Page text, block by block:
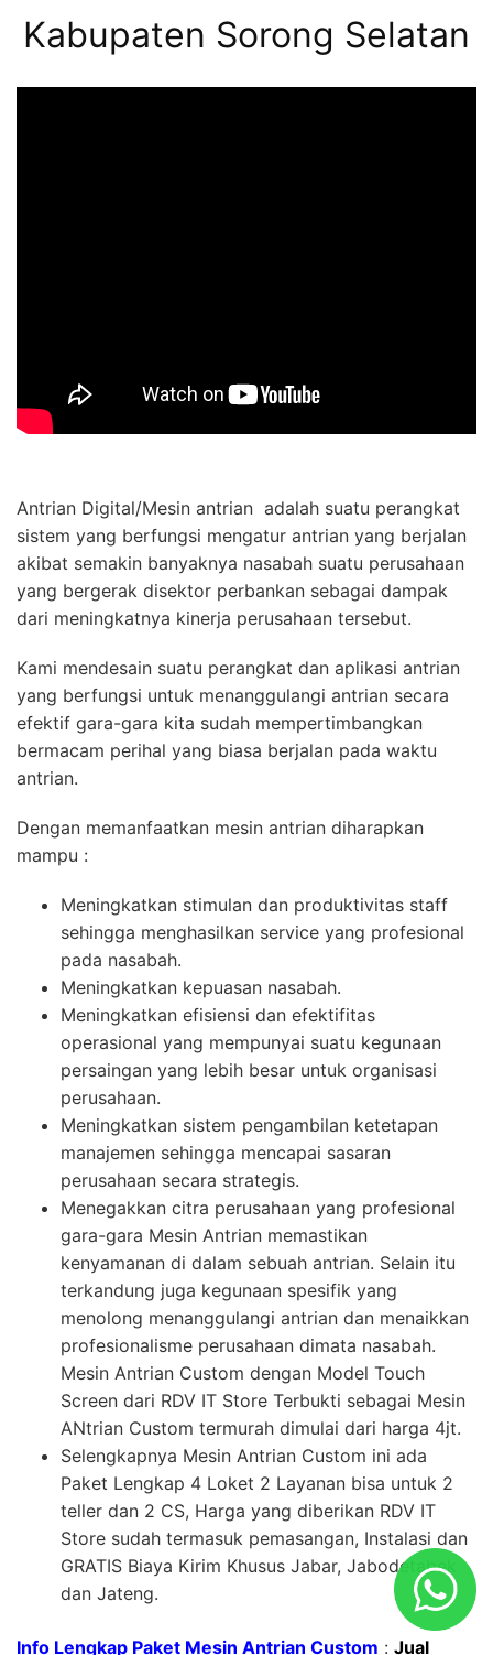
Kabupaten Sorong Selatan
Antrian Digital/Mesin antrian adalah suatu perangkat
sistem yang berfungsi mengatur antrian yang berjalan
akibat semakin banyaknya nasabah suatu perusahaan
yang bergerak disektor perbankan sebagai dampak
dari meningkatnya kinerja perusahaan tersebut.
Kami mendesain suatu perangkat dan aplikasi antrian
yang berfungsi untuk menanggulangi antrian secara
efektif gara-gara kita sudah mempertimbangkan
bermacam perihal yang biasa berjalan pada waktu
antrian.
Dengan memanfaatkan mesin antrian diharapkan
mampu :
Meningkatkan stimulan dan produktivitas staff
sehingga menghasilkan service yang profesional
pada nasabah.
Meningkatkan kepuasan nasabah.
Meningkatkan efisiensi dan efektifitas
operasional yang mempunyai suatu kegunaan
persaingan yang lebih besar untuk organisasi
perusahaan.
Meningkatkan sistem pengambilan ketetapan
manajemen sehingga mencapai sasaran
perusahaan secara strategis.
Menegakkan citra perusahaan yang profesional
gara-gara Mesin Antrian memastikan
kenyamanan di dalam sebuah antrian. Selain itu
terkandung juga kegunaan spesifik yang
menolong menanggulangi antrian dan menaikkan
profesionalisme perusahaan dimata nasabah.
Mesin Antrian Custom dengan Model Touch
Screen dari RDV IT Store Terbukti sebagai Mesin
ANtrian Custom termurah dimulai dari harga 4jt.
Selengkapnya Mesin Antrian Custom ini ada
Paket Lengkap 4 Loket 2 Layanan bisa untuk 2
teller dan 2 CS, Harga yang diberikan RDV IT
Store sudah termasuk pemasangan, Instalasi dan
GRATIS Biaya Kirim Khusus Jabar, Jabodetabek
dan Jateng.
Info Lengkap Paket Mesin Antrian Custom : Jual